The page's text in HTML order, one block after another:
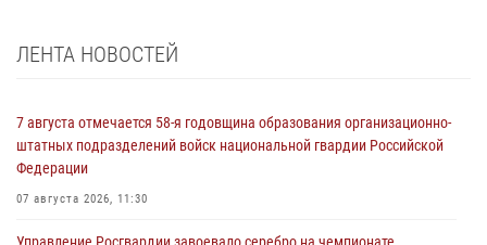
ЛЕНТА НОВОСТЕЙ
7 августа отмечается 58-я годовщина образования организационно-
штатных подразделений войск национальной гвардии Российской
Федерации
07 августа 2026, 11:30